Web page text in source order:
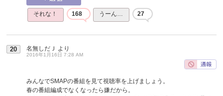
それな！ 168 うーん… 27
20 名無しだＪ より
2016年1月16日 7:28 AM
みんなでSMAPの番組を見て視聴率を上げましょう。
春の番組編成でなくなったら嫌だから。